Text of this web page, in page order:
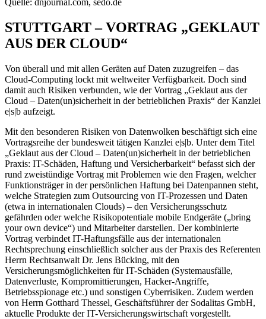
STUTTGART – VORTRAG „GEKLAUT
AUS DER CLOUD“
Von überall und mit allen Geräten auf Daten zuzugreifen – das
Cloud-Computing lockt mit weltweiter Verfügbarkeit. Doch sind
damit auch Risiken verbunden, wie der Vortrag „Geklaut aus der
Cloud – Daten(un)sicherheit in der betrieblichen Praxis“ der Kanzlei
e|s|b aufzeigt.
Mit den besonderen Risiken von Datenwolken beschäftigt sich eine
Vortragsreihe der bundesweit tätigen Kanzlei e|s|b. Unter dem Titel
„Geklaut aus der Cloud – Daten(un)sicherheit in der betrieblichen
Praxis: IT-Schäden, Haftung und Versicherbarkeit“ befasst sich der
rund zweistündige Vortrag mit Problemen wie den Fragen, welcher
Funktionsträger in der persönlichen Haftung bei Datenpannen steht,
welche Strategien zum Outsourcing von IT-Prozessen und Daten
(etwa in internationalen Clouds) – den Versicherungsschutz
gefährden oder welche Risikopotentiale mobile Endgeräte („bring
your own device“) und Mitarbeiter darstellen. Der kombinierte
Vortrag verbindet IT-Haftungsfälle aus der internationalen
Rechtsprechung einschließlich solcher aus der Praxis des Referenten
Herrn Rechtsanwalt Dr. Jens Bücking, mit den
Versicherungsmöglichkeiten für IT-Schäden (Systemausfälle,
Datenverluste, Kompromittierungen, Hacker-Angriffe,
Betriebsspionage etc.) und sonstigen Cyberrisiken. Zudem werden
von Herrn Gotthard Thessel, Geschäftsführer der Sodalitas GmbH,
aktuelle Produkte der IT-Versicherungswirtschaft vorgestellt.